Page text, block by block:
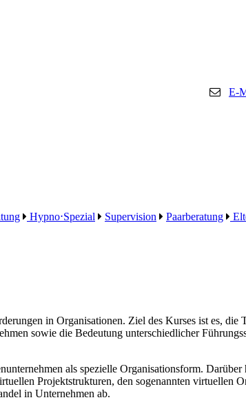
E-
Hypno⋅Spezial Supervision Paarberatung
in Organisationen. Ziel des Kurses ist es, die
sowie die Bedeutung unterschiedlicher
als spezielle Organisationsform.
Projektstrukturen, den sogenannten virtuellen
in Unternehmen ab.